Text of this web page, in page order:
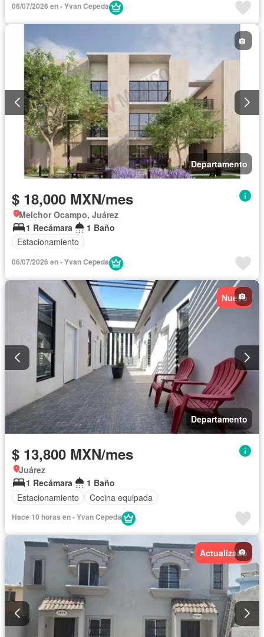
06/07/2026 en - Yvan Cepeda
Departamento
$ 18,000 MXN/mes
Melchor Ocampo, Juárez
1 Recámara
1 Baño
Estacionamiento
06/07/2026 en - Yvan Cepeda
Nuevo
Departamento
$ 13,800 MXN/mes
Juárez
1 Recámara
1 Baño
Estacionamiento
Cocina equipada
Hace 10 horas en - Yvan Cepeda
Actualizado